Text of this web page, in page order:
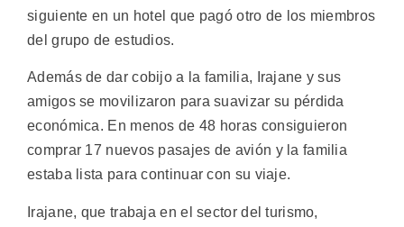
siguiente en un hotel que pagó otro de los miembros
del grupo de estudios.
Además de dar cobijo a la familia, Irajane y sus
amigos se movilizaron para suavizar su pérdida
económica. En menos de 48 horas consiguieron
comprar 17 nuevos pasajes de avión y la familia
estaba lista para continuar con su viaje.
Irajane, que trabaja en el sector del turismo,